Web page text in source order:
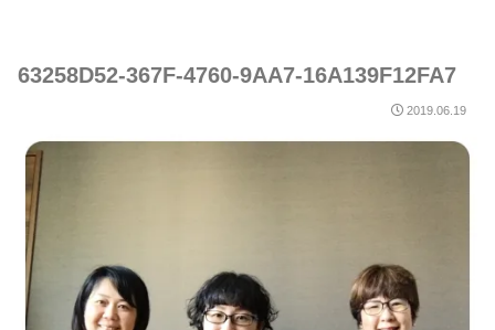
63258D52-367F-4760-9AA7-16A139F12FA7
2019.06.19